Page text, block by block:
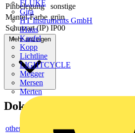
FLUKE
Gira
HT Instruments GmbH
iHaus
Kaufel
Kopp
Lichtline
LIGHTCYCLE
Megger
Mersen
Merten
Pinbelegung
sonstige
Mantel-Farbe grün
Schutzart (IP) IP00
Mehr anzeigen
Dokumente
others